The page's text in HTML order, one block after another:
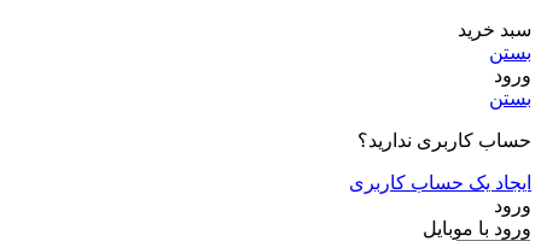
سبد خرید
بستن
ورود
بستن
حساب کاربری ندارید؟
ایجاد یک حساب کاربری
ورود
ورود با موبایل